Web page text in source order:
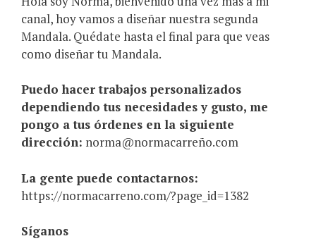
canal, hoy vamos a diseñar nuestra segunda
Mandala. Quédate hasta el final para que veas
como diseñar tu Mandala.
Puedo hacer trabajos personalizados
dependiendo tus necesidades y gusto, me
pongo a tus órdenes en la siguiente
dirección: norma@normacarreño.com
La gente puede contactarnos:
https://normacarreno.com/?page_id=1382
Síganos